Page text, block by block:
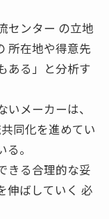
センター の立地
所在地や得意先
ある」と分析す
メーカーは、
同化を進めてい
。
きる合理的な妥
伸ばしていく 必